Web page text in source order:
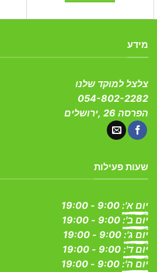
מידע
צלצל למוקד שלנו
054-802-2282
הפרסה 26 ,ירושלים
שעות פעילות
יום א':
יום ב':
יום ג':
יום ד':
יום ה':